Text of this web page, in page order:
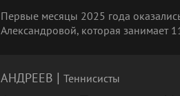
Первые месяцы 2025 года
Александровой, которая занимает
АНДРЕЕВ | Теннисисты